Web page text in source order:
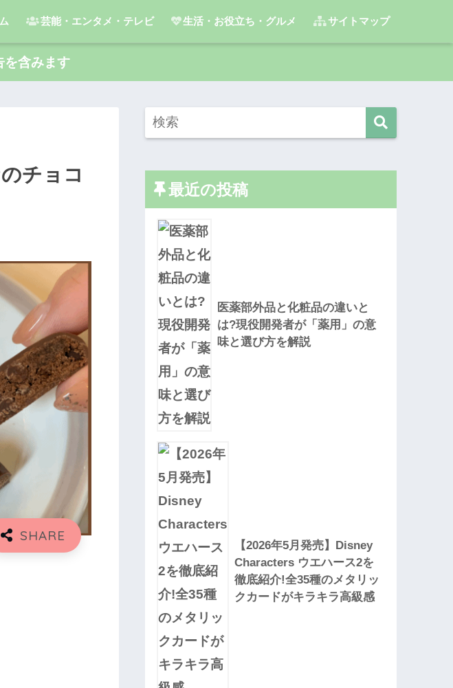
芸能・エンタメ・テレビ 生活・お役立ち・グルメ サイトマップ
を含みます
チョコ
最近の投稿
医薬部外品と化粧品の違いと
は?現役開発者が「薬用」の意
味と選び方を解説
【2026年5月発売】Disney
Characters ウエハース2を
徹底紹介!全35種のメタリッ
クカードがキラキラ高級感